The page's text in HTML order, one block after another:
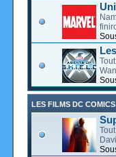
LES FILMS DC COMICS